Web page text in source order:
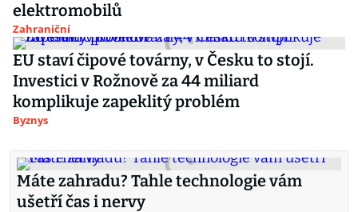
elektromobilů
Zahraniční
EU staví čipové továrny, v Česku to stojí.
Investici v Rožnově za 44 miliard
komplikuje zapeklitý problém
Byznys
Máte zahradu? Tahle technologie vám
ušetří čas i nervy